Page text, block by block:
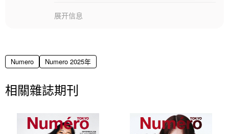
展开信息
Numero Numero 2025年
相關雜誌期刊